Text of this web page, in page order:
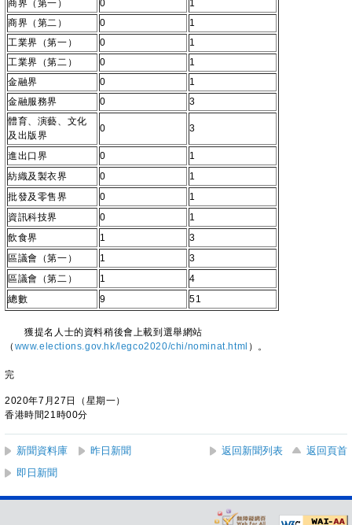
商界（第一）
0
1
商界（第二）
0
1
工業界（第一）
0
1
工業界（第二）
0
1
金融界
0
1
金融服務界
0
3
體育、演藝、文化
及出版界
0 3
進出口界 0
1
紡織及製衣界
0
1
批發及零售界
0
1
資訊科技界
0
1
飲食界
1
3
區議會（第一）
1
3
區議會（第二）
1
4
總數
9 51
獲提名人士的資料稍後會上載到選舉網站
（ www.elections.gov.hk/legco2020/chi/nominat.html ）。
完
2020年7月27日（星期一）
香港時間21時00分
新聞資料庫 昨日新聞 返回新聞列表
返回頁首
即日新聞